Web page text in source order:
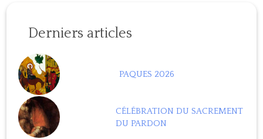
Derniers articles
PAQUES 2026
CÉLÉBRATION DU SACREMENT
DU PARDON